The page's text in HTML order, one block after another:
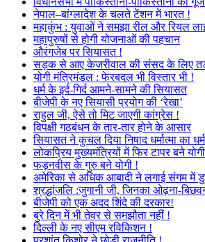
नेपाल–बांग्लादेश के चलते टेंशन में भारत !
महाकुंभ : युवाओं ने समझा रील और रियल
महापुरुषों से होगी योजनाओं की पहचान
औरंगजेब पर सियासत !
सड़क से आए केजरीवाल की संसद के लिए
योगी मंत्रिमंडल : फेरबदल भी विस्तार भी !
धर्म के इर्द-गिर्द आमने-सामने की सियासत
बीजेपी के नए सियासी प्रयोग की ‘रेखा’
राहुल जी, ऐसे तो मिट जाएगी कांग्रेस !
विपक्षी गठबंधन के तार-तार होने के आसार
सियासत ने कुचल दिया निषाद धर्मात्मा का
लोकप्रिय मुख्यमंत्रियों में फिर टापर बने योगी
फड़नवीस के गुरु बने योगी !
अमेरिका से अधिक आबादी ने लगाई संगम में
श्रद्धांजलि :जुगानी जी, जिनका ओढ़ना-
बीजेपी को एक अदद शिंदे की दरकार!
बुरे दिन में भी तेवर से समझौता नहीं !
दिल्ली के नए सीएम रविकिशन !